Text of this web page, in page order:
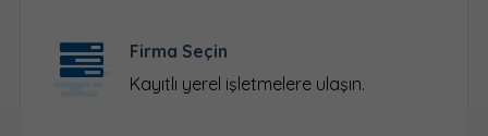
Firma Seçin
Kayıtlı yerel işletmelere ulaşın.